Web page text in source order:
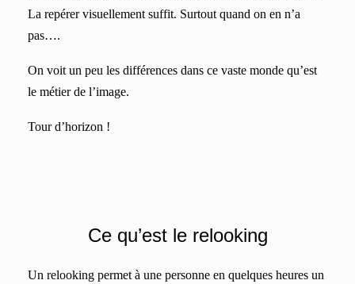
La repérer visuellement suffit. Surtout quand on en n’a
pas….
On voit un peu les différences dans ce vaste monde qu’est
le métier de l’image.
Tour d’horizon !
Ce qu’est le relooking
Un relooking permet à une personne en quelques heures un